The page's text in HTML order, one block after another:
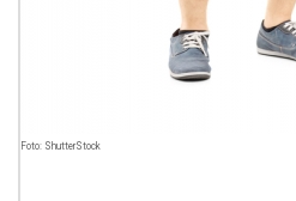
Foto: ShutterStock